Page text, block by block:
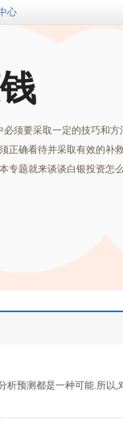
心
须要采取一定的技巧和
正确看待并采取有效的补
专题就来谈谈白银投资怎
预测都是一种可能.所以